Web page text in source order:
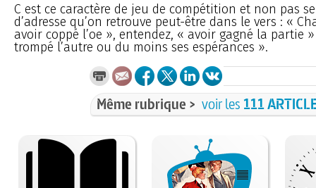
C est ce caractère de jeu de compétition et non pas
d’adresse qu’on retrouve peut-être dans le vers : «
avoir coppé l’oe », entendez, « avoir gagné la partie
trompé l’autre ou du moins ses espérances ».
Même rubrique > voir les 111